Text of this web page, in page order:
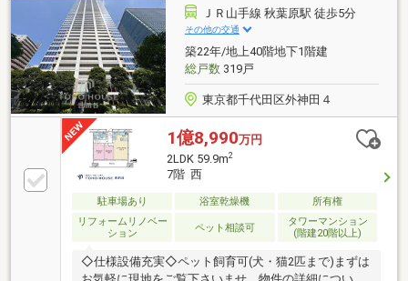
ＪＲ山手線 秋葉原駅 徒歩5分
その他の交通
築22年/地上40階地下1階建
総戸数319戸
東京都千代田区外神田４
1億8,990万円
2LDK 59.9m2
7階 西
駐車場あり 浴室乾燥機
所有権
リフォームリノベー
ション
ペット相談可
タワーマンション
(階建20階以上)
◇仕様設備充実◇ペット飼育可(犬・猫2匹まで)まずは